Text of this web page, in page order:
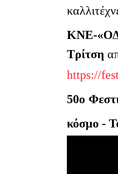
ΚΝΕ-
Τρίτση
https://
50ο
κόσμο -